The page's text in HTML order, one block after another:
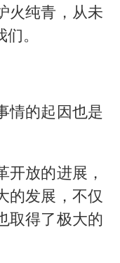
火纯青，从未
。
情的起因也是
放的进展，
的发展，不仅
取得了极大的